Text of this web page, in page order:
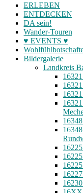
ERLEBEN
ENTDECKEN
DA sein!
Wander-Touren
♥ EVENTS ♥
Bildergalerie
Landkreis